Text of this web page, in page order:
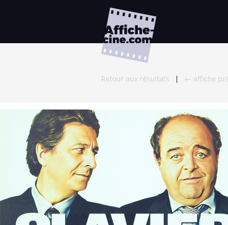
Retour aux résultats | ← affiche